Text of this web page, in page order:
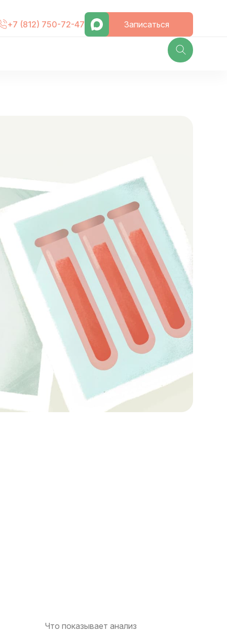
+7 (812) 750-72-47 Записаться
Что показывает анализ